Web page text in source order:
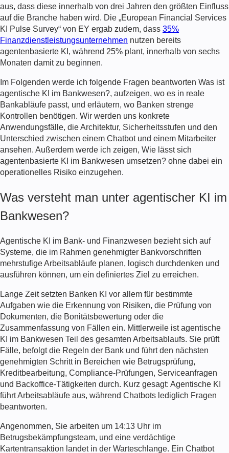
aus, dass diese innerhalb von drei Jahren den größten Einfluss
auf die Branche haben wird. Die „European Financial Services
KI Pulse Survey“ von EY ergab zudem, dass 35%
Finanzdienstleistungsunternehmen nutzen bereits
agentenbasierte KI, während 25% plant, innerhalb von sechs
Monaten damit zu beginnen.
Im Folgenden werde ich folgende Fragen beantworten Was ist
agentische KI im Bankwesen?, aufzeigen, wo es in reale
Bankabläufe passt, und erläutern, wo Banken strenge
Kontrollen benötigen. Wir werden uns konkrete
Anwendungsfälle, die Architektur, Sicherheitsstufen und den
Unterschied zwischen einem Chatbot und einem Mitarbeiter
ansehen. Außerdem werde ich zeigen, Wie lässt sich
agentenbasierte KI im Bankwesen umsetzen? ohne dabei ein
operationelles Risiko einzugehen.
Was versteht man unter agentischer KI im
Bankwesen?
Agentische KI im Bank- und Finanzwesen bezieht sich auf
Systeme, die im Rahmen genehmigter Bankvorschriften
mehrstufige Arbeitsabläufe planen, logisch durchdenken und
ausführen können, um ein definiertes Ziel zu erreichen.
Lange Zeit setzten Banken KI vor allem für bestimmte
Aufgaben wie die Erkennung von Risiken, die Prüfung von
Dokumenten, die Bonitätsbewertung oder die
Zusammenfassung von Fällen ein. Mittlerweile ist agentische
KI im Bankwesen Teil des gesamten Arbeitsablaufs. Sie prüft
Fälle, befolgt die Regeln der Bank und führt den nächsten
genehmigten Schritt in Bereichen wie Betrugsprüfung,
Kreditbearbeitung, Compliance-Prüfungen, Serviceanfragen
und Backoffice-Tätigkeiten durch. Kurz gesagt: Agentische KI
führt Arbeitsabläufe aus, während Chatbots lediglich Fragen
beantworten.
Angenommen, Sie arbeiten um 14:13 Uhr im
Betrugsbekämpfungsteam, und eine verdächtige
Kartentransaktion landet in der Warteschlange. Ein Chatbot